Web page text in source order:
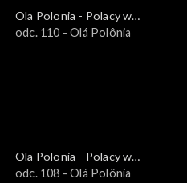
Ola Polonia - Polacy w
Brazylii i Ameryce
odc. 110 - Olá Polônia
Ola Polonia - Polacy w
Brazylii i Ameryce
odc. 108 - Olá Polônia